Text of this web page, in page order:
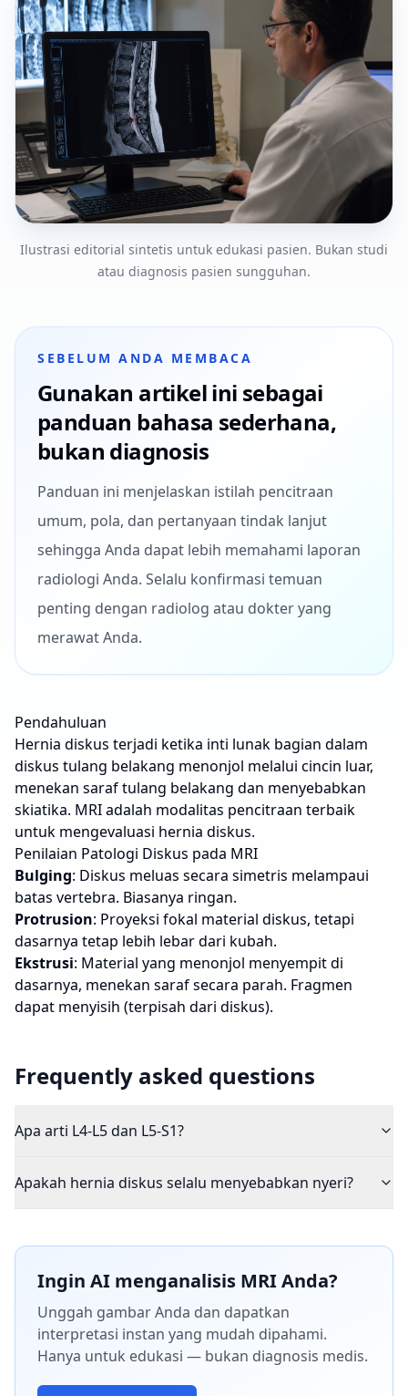
Ilustrasi editorial sintetis untuk edukasi pasien. Bukan studi
atau diagnosis pasien sungguhan.
SEBELUM ANDA MEMBACA
Gunakan artikel ini sebagai
panduan bahasa sederhana,
bukan diagnosis
Panduan ini menjelaskan istilah pencitraan
umum, pola, dan pertanyaan tindak lanjut
sehingga Anda dapat lebih memahami laporan
radiologi Anda. Selalu konfirmasi temuan
penting dengan radiolog atau dokter yang
merawat Anda.
Pendahuluan
Hernia diskus terjadi ketika inti lunak bagian dalam
diskus tulang belakang menonjol melalui cincin luar,
menekan saraf tulang belakang dan menyebabkan
skiatika. MRI adalah modalitas pencitraan terbaik
untuk mengevaluasi hernia diskus.
Penilaian Patologi Diskus pada MRI
Bulging: Diskus meluas secara simetris melampaui
batas vertebra. Biasanya ringan.
Protrusion: Proyeksi fokal material diskus, tetapi
dasarnya tetap lebih lebar dari kubah.
Ekstrusi: Material yang menonjol menyempit di
dasarnya, menekan saraf secara parah. Fragmen
dapat menyisih (terpisah dari diskus).
Frequently asked questions
Apa arti L4-L5 dan L5-S1?
Apakah hernia diskus selalu menyebabkan nyeri?
Ingin AI menganalisis MRI Anda?
Unggah gambar Anda dan dapatkan
interpretasi instan yang mudah dipahami.
Hanya untuk edukasi — bukan diagnosis medis.